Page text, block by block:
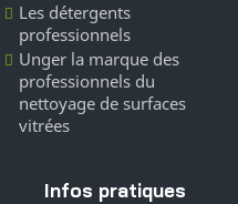
Les détergents
professionnels
Unger la marque des
professionnels du
nettoyage de surfaces
vitrées
Infos pratiques